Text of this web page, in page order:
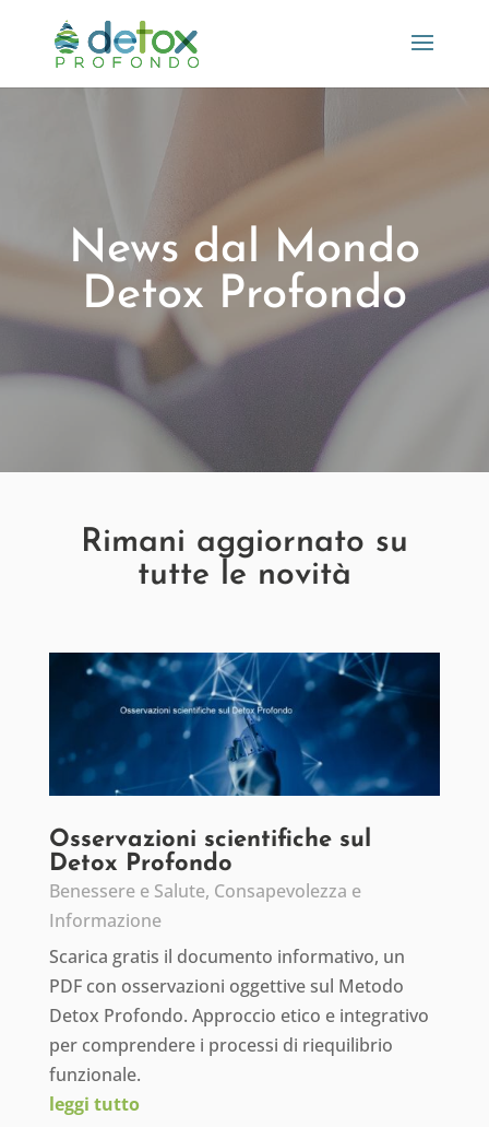
News dal Mondo
Detox Profondo
Rimani aggiornato su
tutte le novità
Osservazioni scientifiche sul
Detox Profondo
Benessere e Salute, Consapevolezza e
Informazione
Scarica gratis il documento informativo, un
PDF con osservazioni oggettive sul Metodo
Detox Profondo. Approccio etico e integrativo
per comprendere i processi di riequilibrio
funzionale.
leggi tutto